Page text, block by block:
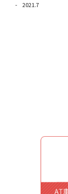
2021.7